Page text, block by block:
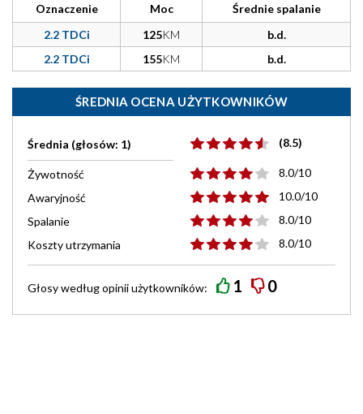
Oznaczenie Moc
Średnie spalanie
2.2 TDCi
125KM
b.d.
2.2 TDCi
155KM b.d.
ŚREDNIA OCENA UŻYTKOWNIKÓW
Średnia (głosów: 1) (8.5)
Żywotność
8.0/10
Awaryjność
10.0/10
Spalanie
8.0/10
Koszty utrzymania
8.0/10
Głosy wedługopiniiużytkowników: 1 0